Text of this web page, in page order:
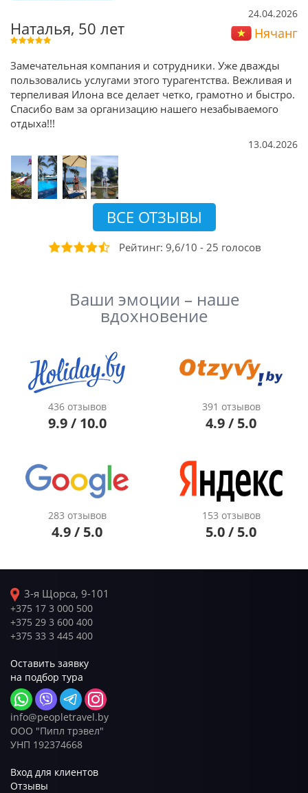
24.04.2026
Наталья, 50 лет Нячанг
Замечательная компания и сотрудники. Уже дважды
пользовались услугами этого турагентства. Вежливая и
терпеливая Илона все делает четко, грамотно и быстро.
Спасибо вам за организацию нашего незабываемого
отдыха!!!
13.04.2026
ВСЕ ОТЗЫВЫ
Рейтинг: 9,6/10 - 25 голосов
Ваши эмоции – наше
вдохновение
436 отзывов
9.9 / 10.0
391 отзывов
4.9 / 5.0
283 отзывов
4.9 / 5.0
153 отзывов
5.0 / 5.0
3-я Щорса, 9-101
+375 17 3 000 500
+375 29 3 600 400
+375 33 3 445 400
Оставить заявку
на подбор тура
info@peopletravel.by
ООО "Пипл трэвел"
УНП 192374668
Вход для клиентов
Отзывы